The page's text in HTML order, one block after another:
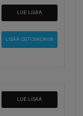
LUE LISÄÄ
LUE LISÄÄ